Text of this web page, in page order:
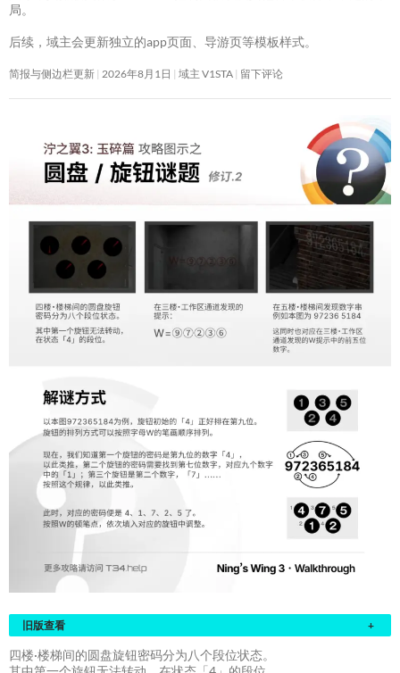
局。
后续，域主会更新独立的app页面、导游页等模板样式。
简报与侧边栏更新 2026年8月1日 域主 V1STA 留下评论
旧版查看 +
四楼·楼梯间的圆盘旋钮密码分为八个段位状态。